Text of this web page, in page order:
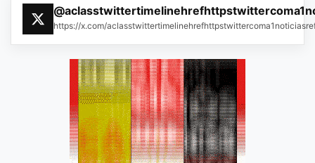
https://x.com/